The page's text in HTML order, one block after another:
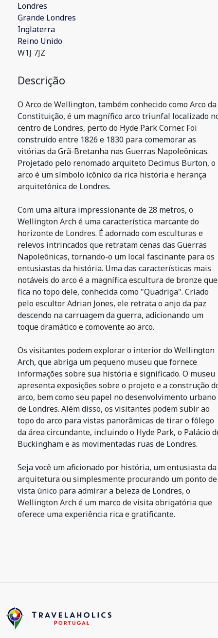
Londres
Grande Londres
Inglaterra
Reino Unido
W1J 7JZ
Descrição
O Arco de Wellington, também conhecido como Arco da
Constituição, é um magnífico arco triunfal localizado
centro de Londres, perto do Hyde Park Corner. Foi
construído entre 1826 e 1830 para comemorar as
vitórias da Grã-Bretanha nas Guerras Napoleônicas.
Projetado pelo renomado arquiteto Decimus Burton, o
arco é um símbolo icônico da rica história e herança
arquitetônica de Londres.
Com uma altura impressionante de 28 metros, o
Wellington Arch é uma característica marcante do
horizonte de Londres. É adornado com esculturas e
relevos intrincados que retratam cenas das Guerras
Napoleônicas, tornando-o um local fascinante para os
entusiastas da história. Uma das características mais
notáveis do arco é a magnífica escultura de bronze que
fica no topo dele, conhecida como "Quadriga". Criado
pelo escultor Adrian Jones, ele retrata o anjo da paz
descendo na carruagem da guerra, adicionando um
toque dramático e comovente ao arco.
Os visitantes podem explorar o interior do Wellington
Arch, que abriga um pequeno museu que fornece
informações sobre sua história e significado. O museu
apresenta exposições sobre o projeto e a construção
arco, bem como seu papel no desenvolvimento urbano
de Londres. Além disso, os visitantes podem subir ao
topo do arco para vistas panorâmicas de tirar o fôlego
da área circundante, incluindo o Hyde Park, o Palácio
Buckingham e as movimentadas ruas de Londres.
Seja você um aficionado por história, um entusiasta da
arquitetura ou simplesmente procurando um ponto de
vista único para admirar a beleza de Londres, o
Wellington Arch é um marco de visita obrigatória que
oferece uma experiência rica e gratificante.